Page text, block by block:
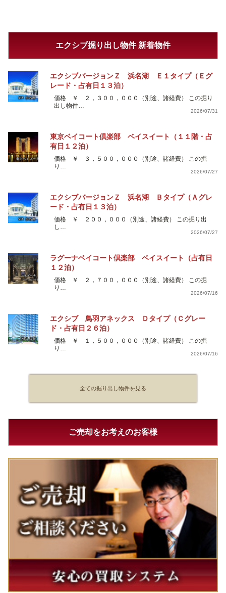
エクシブ掘り出し物件 新着物件
エクシブバージョンＺ 浜名湖 Ｅ１タイプ（Ｅグ
レード・占有日１３泊）
価格 ￥ ２，３００，０００（別途、諸経費） この掘り
出し物件…
2026/07/31
東京ベイコート倶楽部 ベイスイート（１１階・占
有日１２泊）
価格 ￥ ３，５００，０００（別途、諸経費） この掘
り…
2026/07/27
エクシブバージョンＺ 浜名湖 Ｂタイプ（Ａグレ
ード・占有日１３泊）
価格 ￥ ２００，０００（別途、諸経費） この掘り出
し…
2026/07/27
ラグーナベイコート倶楽部 ベイスイート（占有日
１２泊）
価格 ￥ ２，７００，０００（別途、諸経費） この掘
り…
2026/07/16
エクシブ 鳥羽アネックス Ｄタイプ（Ｃグレー
ド・占有日２６泊）
価格 ￥ １，５００，０００（別途、諸経費） この掘
り…
2026/07/16
全ての掘り出し物件を見る
ご売却をお考えのお客様